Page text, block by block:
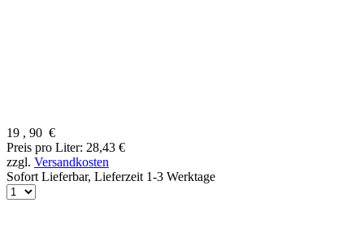
19 , 90 €
Preis pro Liter: 28,43 €
zzgl. Versandkosten
Sofort Lieferbar, Lieferzeit 1-3 Werktage